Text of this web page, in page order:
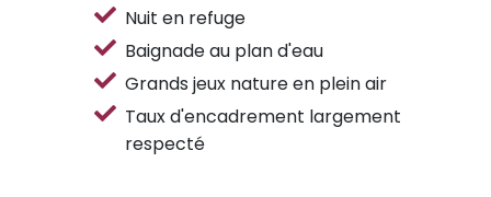
Nuit en refuge
Baignade au plan d'eau
Grands jeux nature en plein air
Taux d'encadrement largement
respecté